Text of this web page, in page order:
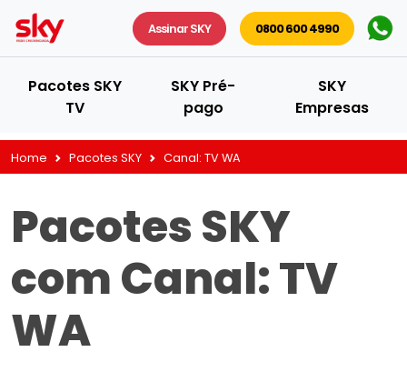
Assinar SKY 0800 600 4990
Pacotes SKY
TV
SKY Pré-
pago
SKY
Empresas
Home Pacotes SKY Canal: TV WA
Pacotes SKY
com Canal:TV
WA